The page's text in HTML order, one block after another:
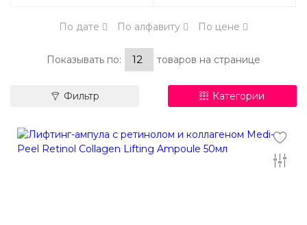
По дате По алфавиту По цене
Показывать по: товаров на странице
Фильтр Категории